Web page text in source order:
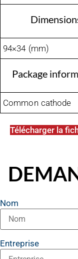
94×34 (mm)
Package
Common cathode
Télécharger la
Nom
Entreprise